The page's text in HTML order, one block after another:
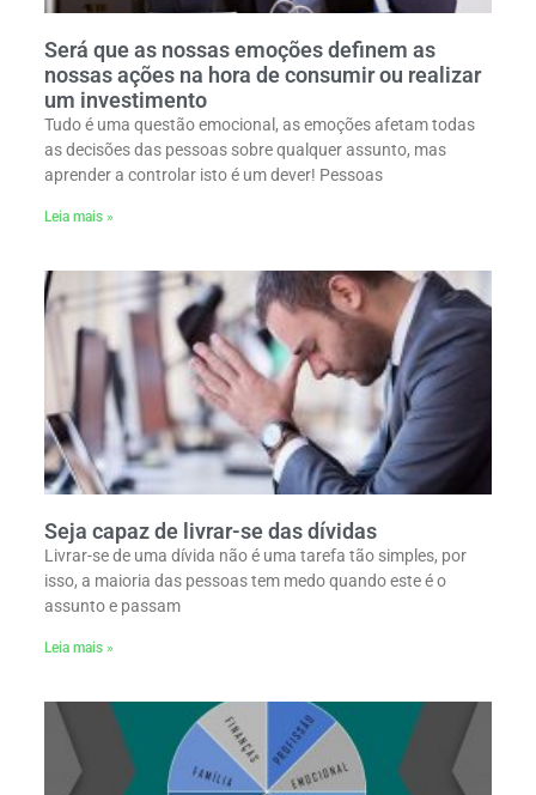
Será que as nossas emoções definem as
nossas ações na hora de consumir ou realizar
um investimento
Tudo é uma questão emocional, as emoções afetam todas
as decisões das pessoas sobre qualquer assunto, mas
aprender a controlar isto é um dever! Pessoas
Leia mais »
Seja capaz de livrar-se das dívidas
Livrar-se de uma dívida não é uma tarefa tão simples, por
isso, a maioria das pessoas tem medo quando este é o
assunto e passam
Leia mais »